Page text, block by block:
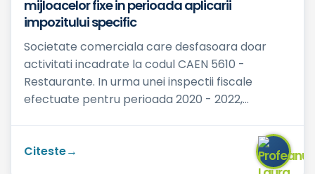
mijloacelor fixe in perioada aplicarii
impozitului specific
Societate comerciala care desfasoara doar
activitati incadrate la codul CAEN 5610 -
Restaurante. In urma unei inspectii fiscale
efectuate pentru perioada 2020 - 2022,
Citeste